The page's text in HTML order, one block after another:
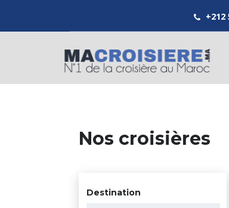
+212
Nos croisières
Destination